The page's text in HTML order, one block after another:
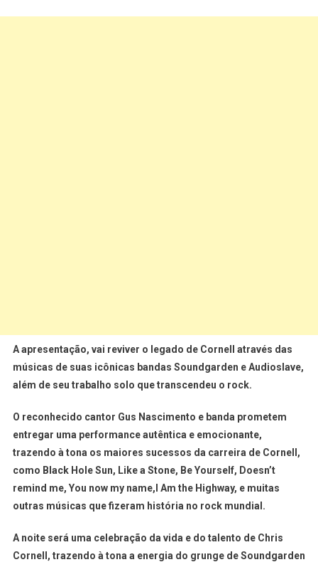
A apresentação, vai reviver o legado de Cornell através das
músicas de suas icônicas bandas Soundgarden e Audioslave,
além de seu trabalho solo que transcendeu o rock.
O reconhecido cantor Gus Nascimento e banda prometem
entregar uma performance autêntica e emocionante,
trazendo à tona os maiores sucessos da carreira de Cornell,
como Black Hole Sun, Like a Stone, Be Yourself, Doesn’t
remind me, You now my name,I Am the Highway, e muitas
outras músicas que fizeram história no rock mundial.
A noite será uma celebração da vida e do talento de Chris
Cornell, trazendo à tona a energia do grunge de Soundgarden